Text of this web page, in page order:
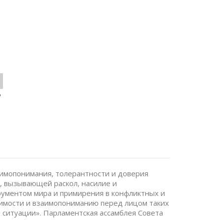
толерантности и доверия
раскол, насилие и
мира и примирения в конфликтных и
и взаимопониманию перед лицом таких
Парламентская ассамблея Совета